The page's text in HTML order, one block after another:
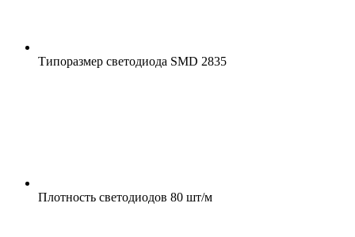
Типоразмер светодиода SMD 2835
Плотность светодиодов 80 шт/м